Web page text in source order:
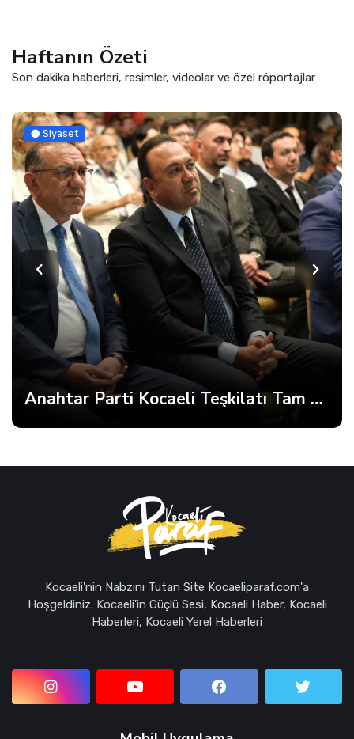
Haftanın Özeti
Son dakika haberleri, resimler, videolar ve özel röportajlar
Siyaset
Anahtar Parti Kocaeli Teşkilatı Tam Kadro Toplandı
Kocaeli'nin Nabzını Tutan Site Kocaeliparaf.com'a
Hoşgeldiniz. Kocaeli'in Güçlü Sesi, Kocaeli Haber, Kocaeli
Haberleri, Kocaeli Yerel Haberleri